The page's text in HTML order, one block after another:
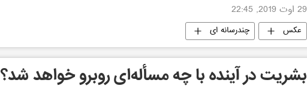
29 اوت 2019, 22:45
عکس چندرسانه ای
بشریت در آینده با چه مسأله‌ای روبرو خواهد شد؟